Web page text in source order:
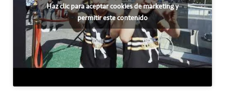
Haz clic para aceptar cookies de marketing y
permitir este contenido